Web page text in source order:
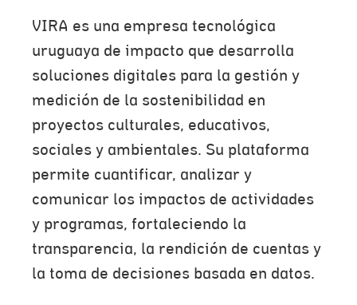
VIRA es una empresa tecnológica
uruguaya de impacto que desarrolla
soluciones digitales para la gestión y
medición de la sostenibilidad en
proyectos culturales, educativos,
sociales y ambientales. Su plataforma
permite cuantificar, analizar y
comunicar los impactos de actividades
y programas, fortaleciendo la
transparencia, la rendición de cuentas y
la toma de decisiones basada en datos.